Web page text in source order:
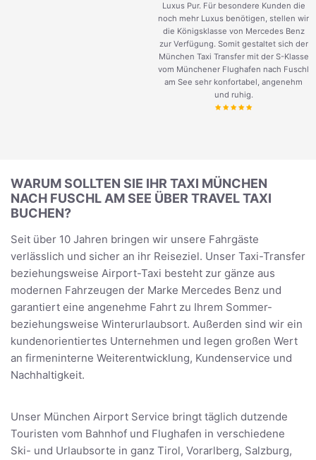
Luxus Pur. Für besondere Kunden die
noch mehr Luxus benötigen, stellen wir
die Königsklasse von Mercedes Benz
zur Verfügung. Somit gestaltet sich der
München Taxi Transfer mit der S-Klasse
vom Münchener Flughafen nach Fuschl
am See sehr konfortabel, angenehm
und ruhig.
WARUM SOLLTEN SIE IHR TAXI MÜNCHEN
NACH FUSCHL AM SEE ÜBER TRAVEL TAXI
BUCHEN?
Seit über 10 Jahren bringen wir unsere Fahrgäste
verlässlich und sicher an ihr Reiseziel. Unser Taxi-Transfer
beziehungsweise Airport-Taxi besteht zur gänze aus
modernen Fahrzeugen der Marke Mercedes Benz und
garantiert eine angenehme Fahrt zu Ihrem Sommer-
beziehungsweise Winterurlaubsort. Außerden sind wir ein
kundenorientiertes Unternehmen und legen großen Wert
an firmeninterne Weiterentwicklung, Kundenservice und
Nachhaltigkeit.
Unser München Airport Service bringt täglich dutzende
Touristen vom Bahnhof und Flughafen in verschiedene
Ski- und Urlaubsorte in ganz Tirol, Vorarlberg, Salzburg,